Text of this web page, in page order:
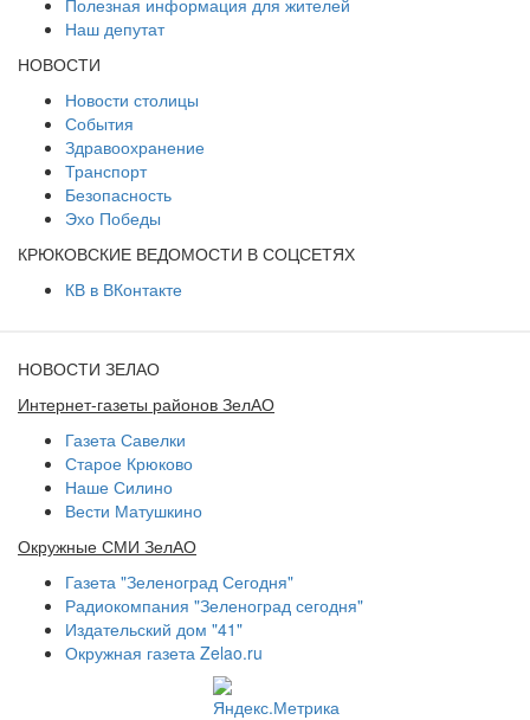
Полезная информация для жителей
Наш депутат
НОВОСТИ
Новости столицы
События
Здравоохранение
Транспорт
Безопасность
Эхо Победы
КРЮКОВСКИЕ ВЕДОМОСТИ В СОЦСЕТЯХ
КВ в ВКонтакте
НОВОСТИ ЗЕЛАО
Интернет-газеты районов ЗелАО
Газета Савелки
Старое Крюково
Наше Силино
Вести Матушкино
Окружные СМИ ЗелАО
Газета "Зеленоград Сегодня"
Радиокомпания "Зеленоград сегодня"
Издательский дом "41"
Окружная газета Zelao.ru